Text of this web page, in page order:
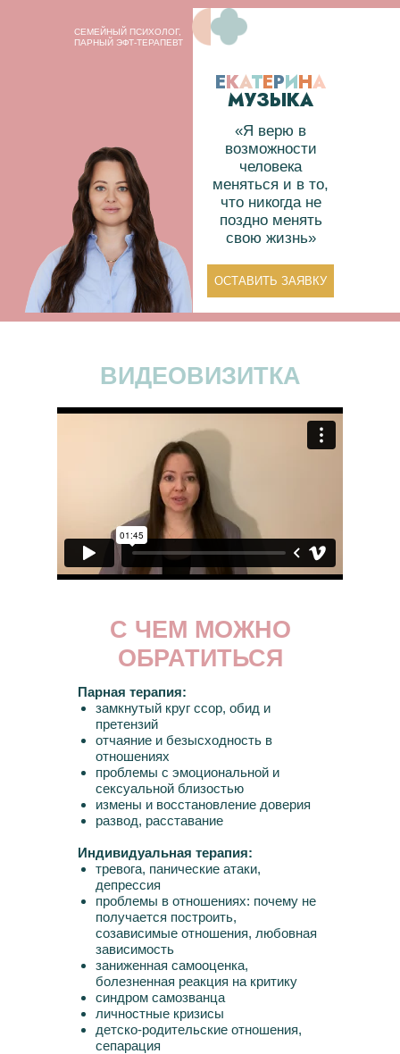
СЕМЕЙНЫЙ ПСИХОЛОГ,
ПАРНЫЙ ЭФТ-ТЕРАПЕВТ
ЕКАТЕРИНА
МУЗЫКА
«Я верю в
возможности
человека
меняться и в то,
что никогда не
поздно менять
свою жизнь»
ОСТАВИТЬ ЗАЯВКУ
Парная терапия:
замкнутый круг ссор, обид и
претензий
отчаяние и безысходность в
отношениях
проблемы с эмоциональной и
сексуальной близостью
измены и восстановление доверия
развод, расставание
Индивидуальная терапия:
тревога, панические атаки,
депрессия
проблемы в отношениях: почему не
получается построить,
созависимые отношения, любовная
зависимость
заниженная самооценка,
болезненная реакция на критику
синдром самозванца
личностные кризисы
детско-родительские отношения,
сепарация
С ЧЕМ МОЖНО
ОБРАТИТЬСЯ
ВИДЕОВИЗИТКА